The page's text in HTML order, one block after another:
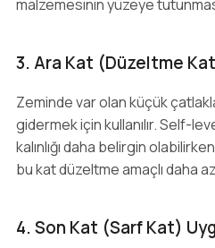
malzemesinin yüzeye
3. Ara Kat (Düzeltme
Zeminde var olan küçük
gidermek için kullanılır. Self-
kalınlığı daha belirgin
bu kat düzeltme amaçlı daha
4. Son Kat (Sarf Kat)